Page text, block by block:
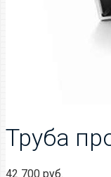
Труба
42 700 руб.